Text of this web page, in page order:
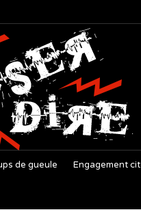
de gueule Engagement